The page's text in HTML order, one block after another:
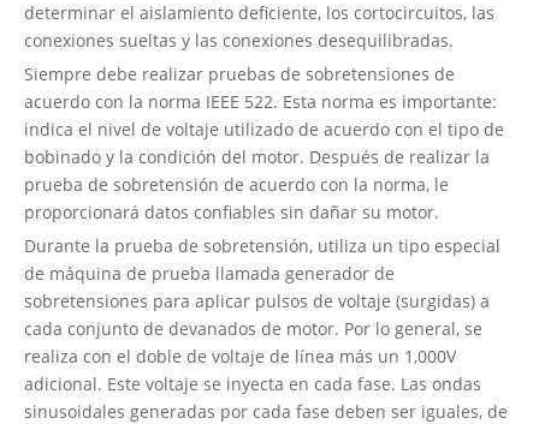
determinar el aislamiento deficiente, los cortocircuitos, las
conexiones sueltas y las conexiones desequilibradas.
Siempre debe realizar pruebas de sobretensiones de
acuerdo con la norma IEEE 522. Esta norma es importante:
indica el nivel de voltaje utilizado de acuerdo con el tipo de
bobinado y la condición del motor. Después de realizar la
prueba de sobretensión de acuerdo con la norma, le
proporcionará datos confiables sin dañar su motor.
Durante la prueba de sobretensión, utiliza un tipo especial
de máquina de prueba llamada generador de
sobretensiones para aplicar pulsos de voltaje (surgidas) a
cada conjunto de devanados de motor. Por lo general, se
realiza con el doble de voltaje de línea más un 1,000V
adicional. Este voltaje se inyecta en cada fase. Las ondas
sinusoidales generadas por cada fase deben ser iguales, de